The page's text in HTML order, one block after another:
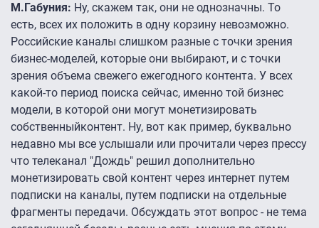
М.Габуния: Ну, скажем так, они не однозначны. То
есть, всех их положить в одну корзину невозможно.
Российские каналы слишком разные с точки зрения
бизнес-моделей, которые они выбирают, и с точки
зрения объема свежего ежегодного контента. У всех
какой-то период поиска сейчас, именно той бизнес
модели, в которой они могут монетизировать
собственныйконтент. Ну, вот как пример, буквально
недавно мы все услышали или прочитали через прессу
что телеканал "Дождь" решил дополнительно
монетизировать свой контент через интернет путем
подписки на каналы, путем подписки на отдельные
фрагменты передачи. Обсуждать этот вопрос - не тема